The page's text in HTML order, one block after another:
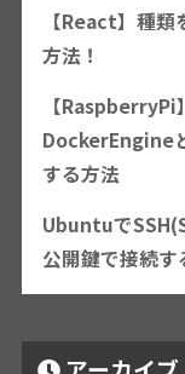
【React】種
方法！
【
DockerEngine
する方法
Ubuntuで
公開鍵で接続す